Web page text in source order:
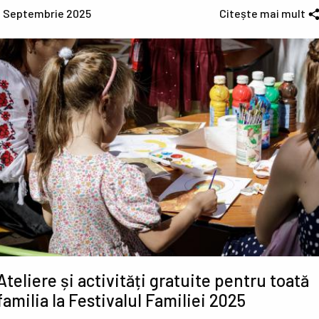
Septembrie 2025 Citește mai mult
și activități gratuite pentru toată
la Festivalul Familiei 2025